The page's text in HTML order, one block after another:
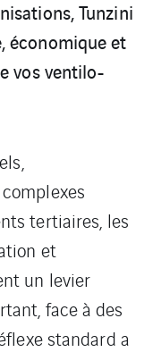
Tunzini
économique et
vos ventilo-
tertiaires, les
et
un levier
face à des
standard a